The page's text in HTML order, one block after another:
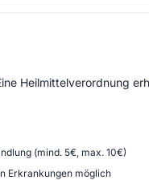
Heilmittelverordnung
(mind. 5€, max. 10€)
Erkrankungen möglich